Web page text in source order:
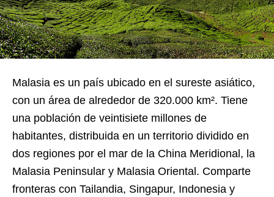
Malasia es un país ubicado en el sureste asiático,
con un área de alrededor de 320.000 km². Tiene
una población de veintisiete millones de
habitantes, distribuida en un territorio dividido en
dos regiones por el mar de la China Meridional, la
Malasia Peninsular y Malasia Oriental. Comparte
fronteras con Tailandia, Singapur, Indonesia y